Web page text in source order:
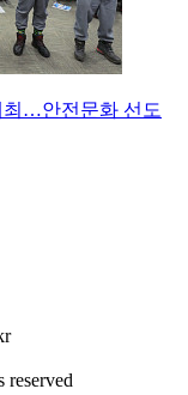
최…안전문화 선도
reserved